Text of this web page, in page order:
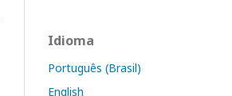
Idioma
Português (Brasil)
English